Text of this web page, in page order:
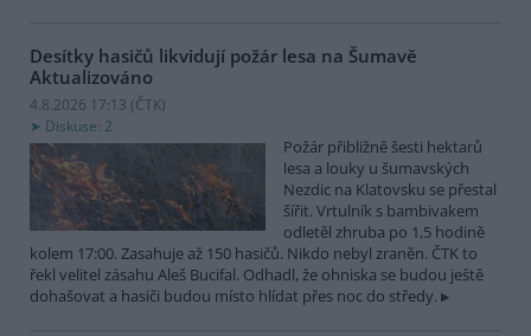
Desítky hasičů likvidují požár lesa na Šumavě
Aktualizováno
4.8.2026 17:13 (ČTK)
Diskuse: 2
Požár přibližně šesti hektarů
lesa a louky u šumavských
Nezdic na Klatovsku se přestal
šířit. Vrtulník s bambivakem
odletěl zhruba po 1,5 hodině
kolem 17:00. Zasahuje až 150 hasičů. Nikdo nebyl zraněn. ČTK to
řekl velitel zásahu Aleš Bucifal. Odhadl, že ohniska se budou ještě
dohašovat a hasiči budou místo hlídat přes noc do středy.